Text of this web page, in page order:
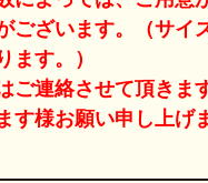
ございます。（サイ
ます。）
ご連絡させて頂きま
す様お願い申し上げ